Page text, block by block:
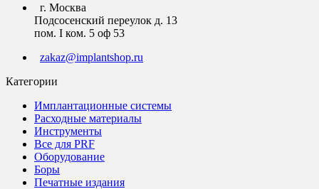
г. Москва
Подсосенский переулок д. 13
пом. I ком. 5 оф 53
zakaz@implantshop.ru
Категории
Имплантационные системы
Расходные материалы
Инструменты
Все для PRF
Оборудование
Боры
Печатные издания